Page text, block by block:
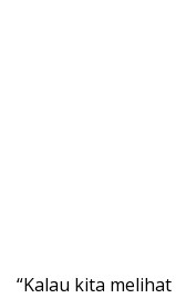
“Kalau kita